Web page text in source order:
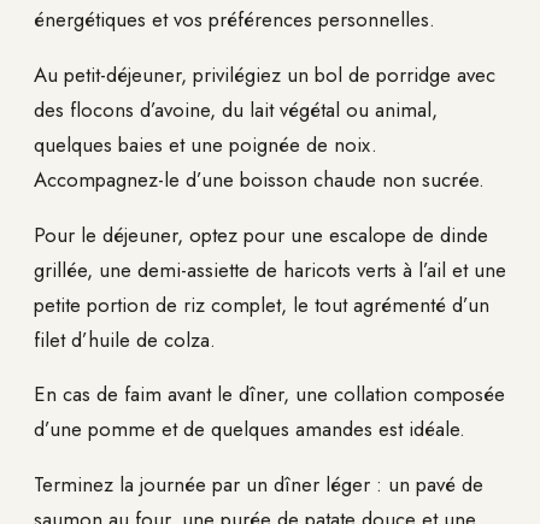
énergétiques et vos préférences personnelles.
Au petit-déjeuner, privilégiez un bol de porridge avec
des flocons d’avoine, du lait végétal ou animal,
quelques baies et une poignée de noix.
Accompagnez-le d’une boisson chaude non sucrée.
Pour le déjeuner, optez pour une escalope de dinde
grillée, une demi-assiette de haricots verts à l’ail et une
petite portion de riz complet, le tout agrémenté d’un
filet d’huile de colza.
En cas de faim avant le dîner, une collation composée
d’une pomme et de quelques amandes est idéale.
Terminez la journée par un dîner léger : un pavé de